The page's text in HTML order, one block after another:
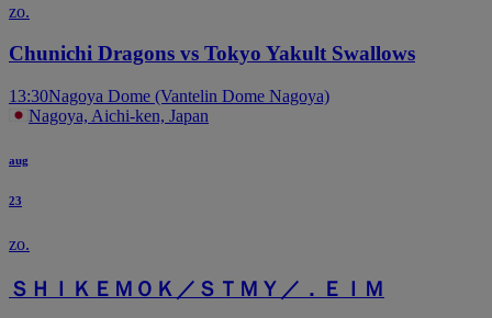
zo.
Chunichi Dragons vs Tokyo Yakult Swallows
13:30Nagoya Dome (Vantelin Dome Nagoya)
Nagoya, Aichi-ken, Japan
aug
23
zo.
ＳＨＩＫＥＭＯＫ／ＳＴＭＹ／．ＥＩＭ